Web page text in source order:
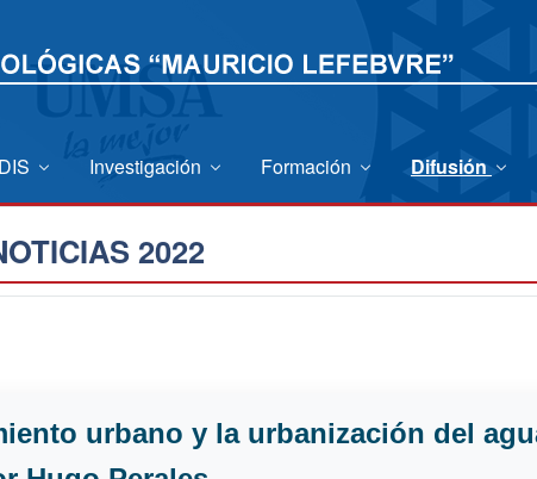
Investigación Formación Difusión
2022
urbano y la urbanización del